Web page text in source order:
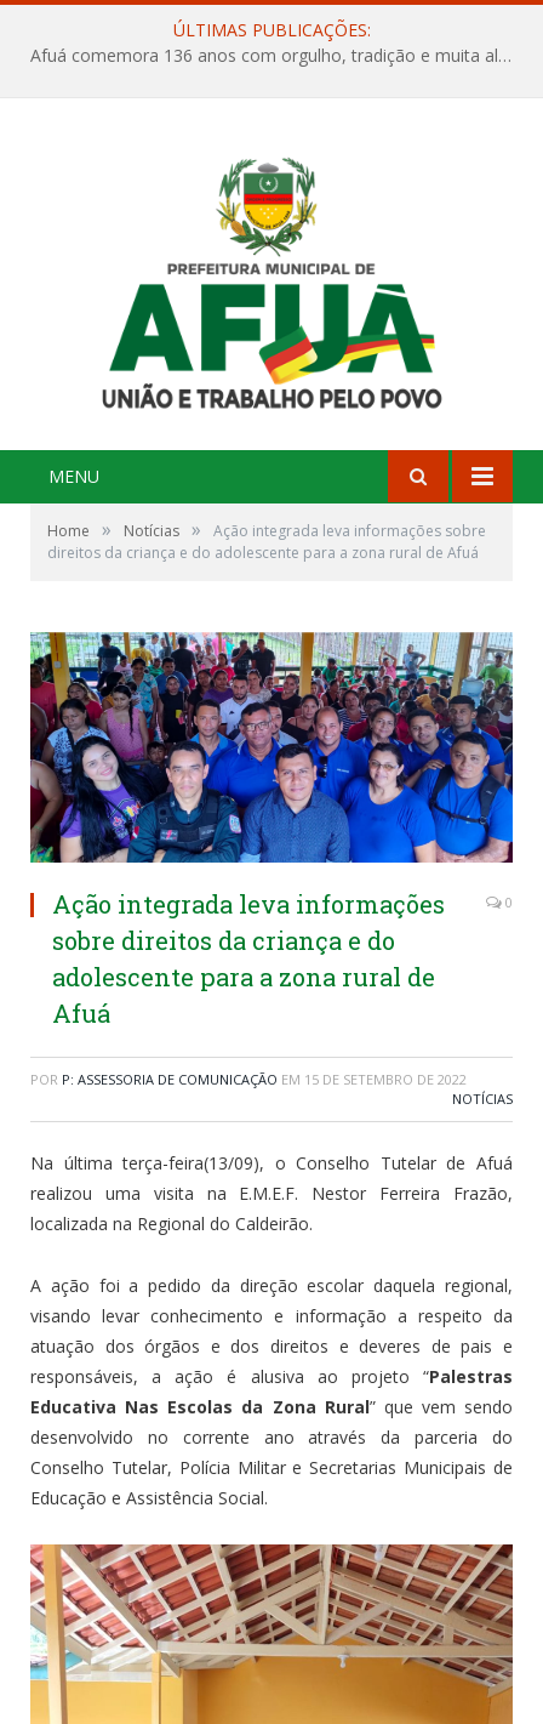
ÚLTIMAS PUBLICAÇÕES:
Afuá comemora 136 anos com orgulho, tradição e muita alegria na Quadra Dr. Nelson Salomão
MENU
Home » Notícias »
Ação integrada leva informações sobre
direitos da criança e do adolescente para a zona rural de Afuá
Ação integrada leva informações
sobre direitos da criança e do
adolescente para a zona rural de
Afuá
0
POR P: ASSESSORIA DE COMUNICAÇÃO EM 15 DE SETEMBRO DE 2022
NOTÍCIAS
Na última terça-feira(13/09), o Conselho Tutelar de Afuá
realizou uma visita na E.M.E.F. Nestor Ferreira Frazão,
localizada na Regional do Caldeirão.
A ação foi a pedido da direção escolar daquela regional,
visando levar conhecimento e informação a respeito da
atuação dos órgãos e dos direitos e deveres de pais e
responsáveis, a ação é alusiva ao projeto “Palestras
Educativa Nas Escolas da Zona Rural” que vem sendo
desenvolvido no corrente ano através da parceria do
Conselho Tutelar, Polícia Militar e Secretarias Municipais de
Educação e Assistência Social.